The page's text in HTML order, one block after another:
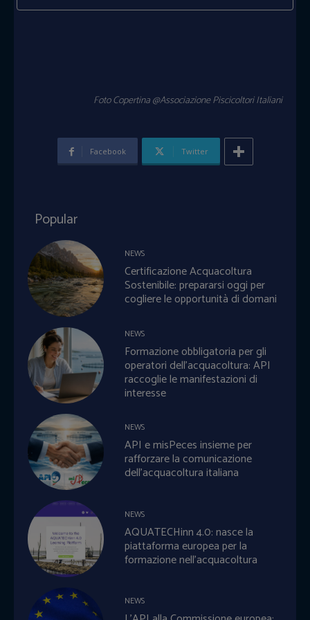
Foto Copertina @Associazione Piscicoltori Italiani
Facebook Twitter
Popular
NEWS
Certificazione Acquacoltura
Sostenibile: prepararsi oggi per
cogliere le opportunità di domani
NEWS
Formazione obbligatoria per gli
operatori dell’acquacoltura: API
raccoglie le manifestazioni di
interesse
NEWS
API e misPeces insieme per
rafforzare la comunicazione
dell’acquacoltura italiana
NEWS
AQUATECHinn 4.0: nasce la
piattaforma europea per la
formazione nell’acquacoltura
NEWS